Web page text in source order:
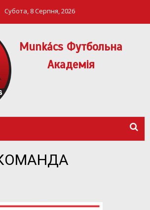
Субота, 8 Серпня, 2026
Munkács Футбольна
Академія